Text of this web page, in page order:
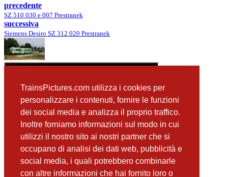
TrainsPictures.com utilizza i cookies per
personalizzare i contenuti, fornire le funzioni
dei social media e analizza il proprio traffico.
Inoltre forniamo informazioni sul modo in cui
utilizzi il nostro sito ai nostri partner che si
occupano di analisi dei dati web, pubblicità e
social media, i quali potrebbero combinarle
con altre informazioni che hai fornito loro o
precedente
SZ 510 030 e 007 Prestranek
successiva
Siemens Desiro SZ 312 020 Prestranek
📸 Fotografie scattate nei dintorniVedi tutte ➔